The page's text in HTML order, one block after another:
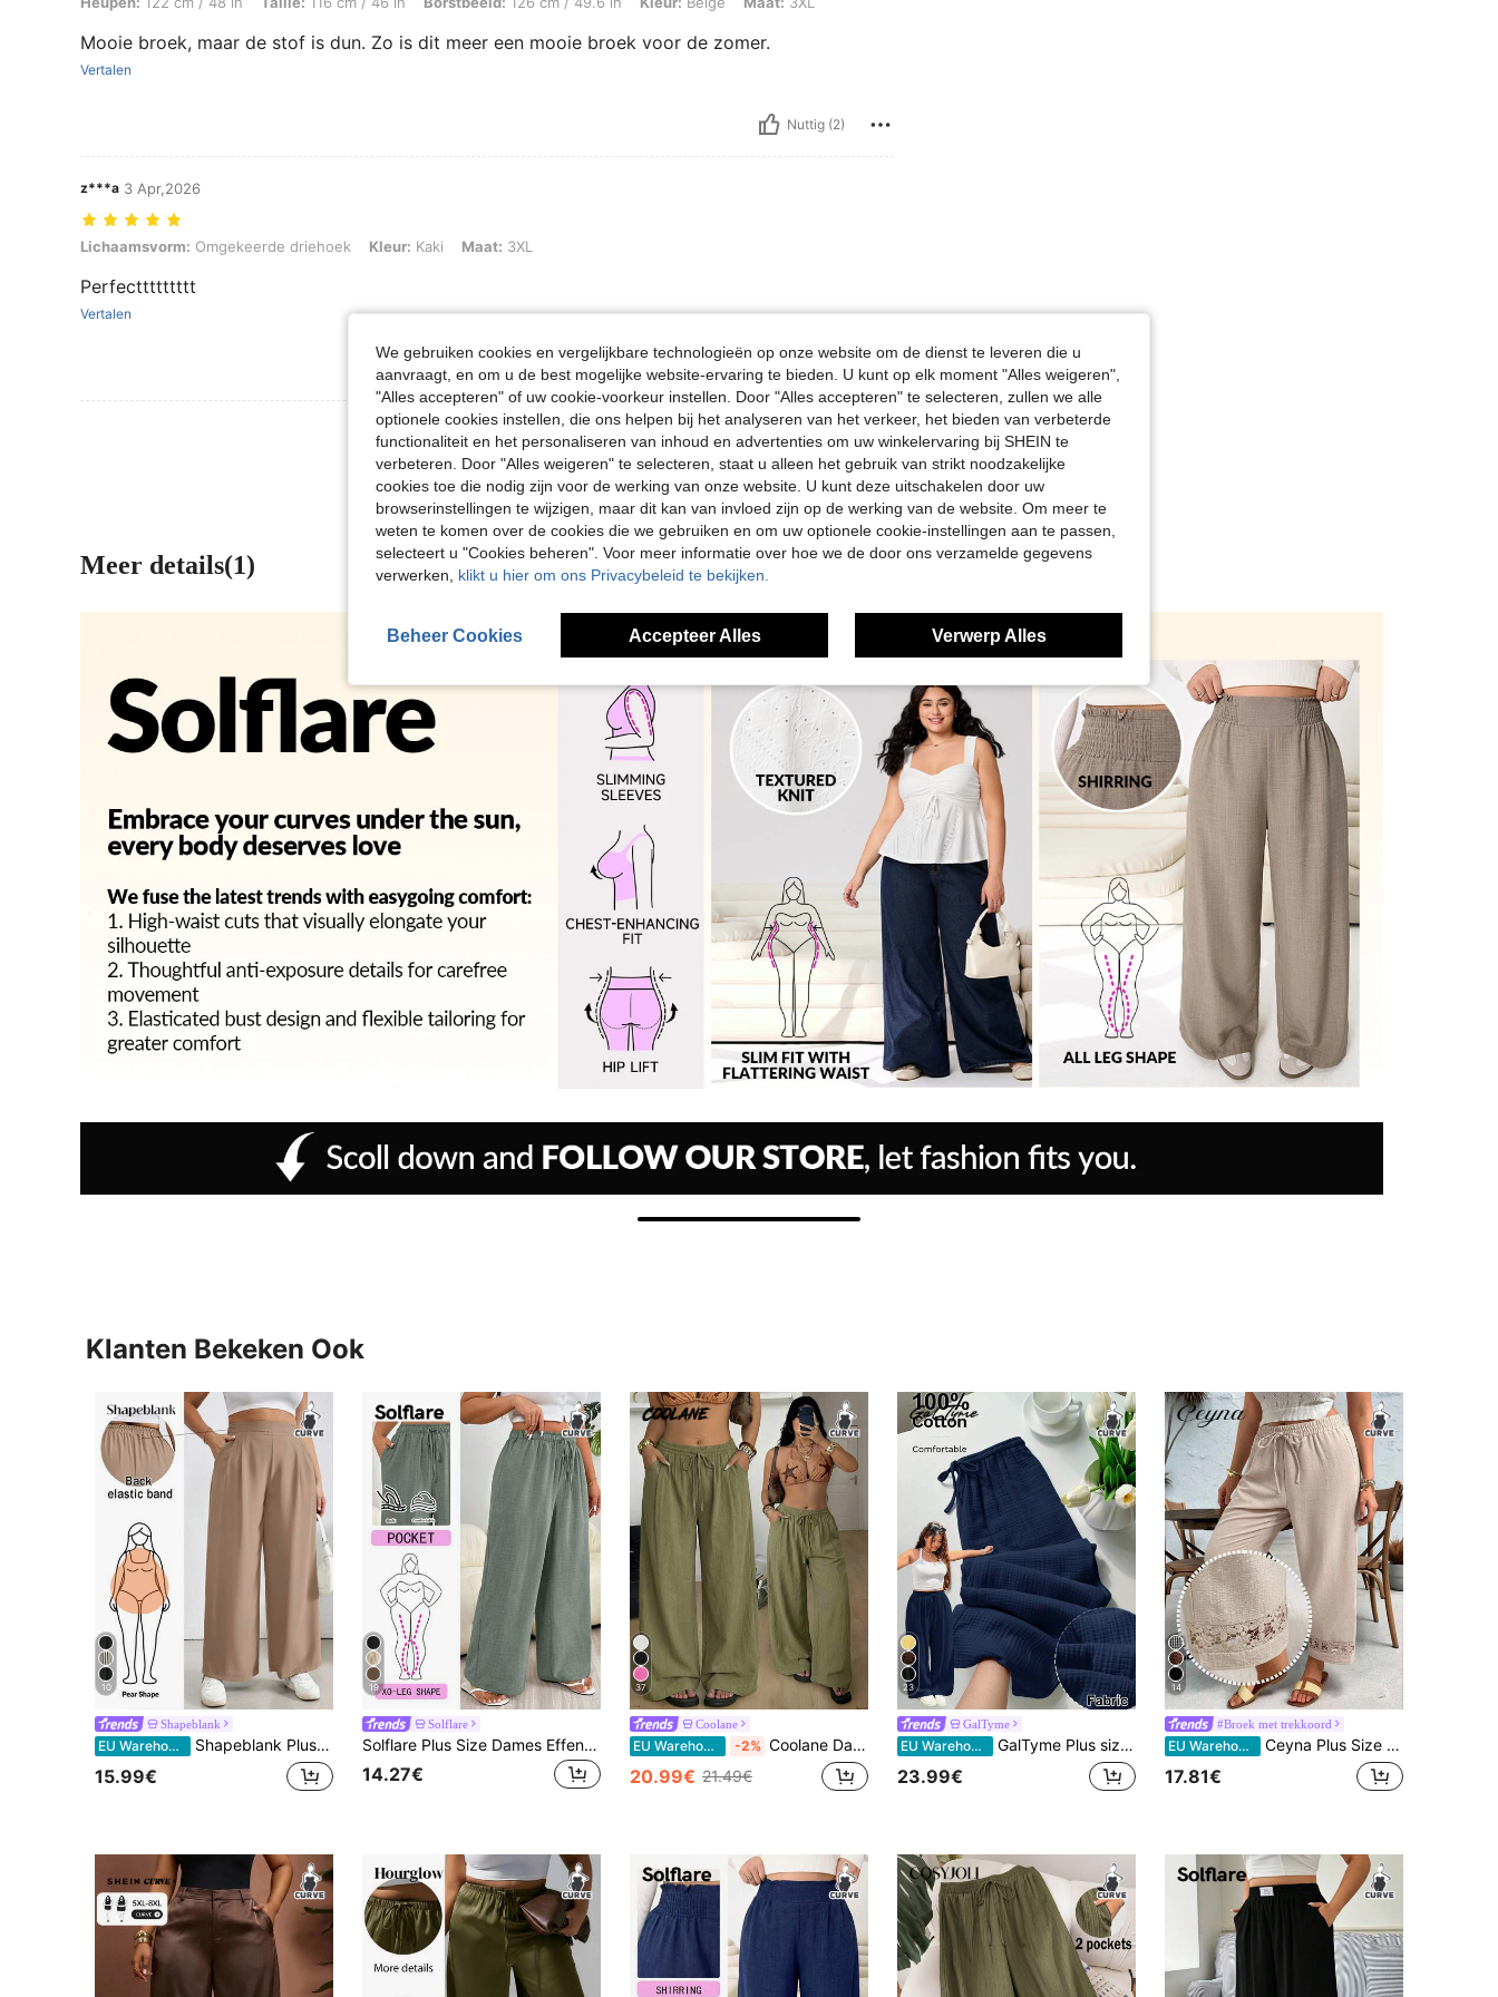
Mooie broek, maar de stof is dun. Zo is dit meer een mooie broek voor de zomer.
Vertalen
Nuttig (2)
z***a 3 Apr,2026
Lichaamsvorm: Omgekeerde driehoek, Kleur: Kaki, Maat: 3XL
Lichaamsvorm: Omgekeerde driehoek Kleur: Kaki Maat: 3XL
Perfecttttttttt
Vertalen
Nuttig (1)
Meer Beoordelingen Bekijken
Meer details(1)
Klanten Bekeken Ook
10
Shapeblank
EU Warehouse Shapeblank Plus size dames lente en zomer mode casual los comfortabel coole dagelijkse basic abrikooskleurige broek met elastische taille en wijde pijpen, minimalistische stijl, baggy broek, werkbroek, Europese zomer, vakantie dames, wijde broek voor dames
15.99€
19
Solflare
Solflare Plus Size Dames Effen Kleur Trekkoord Taille Casual Veelzijdige Dagelijkse Kleding Wijde Broek
14.27€
37
Coolane
EU Warehouse -2% Coolane Dames Plus Size Zomer Herfst Uitgaan Vakantie Casual Boho Oversized Broek met Trekkoord in de Taille Katoen Losse Hoge Taille Olijfgroen
20.99€ 21.49€
23
GalTyme
EU Warehouse GalTyme Plus size damesbroek met trekkoord in de taille, casual en veelzijdig voor dagelijks gebruik.
23.99€
14
#Broek met trekkoord
EU Warehouse Ceyna Plus Size Bubble Crinkle Hollow Floral Trim Drawstring Casual Pants, Veelzijdig voor Lente/Zomer Dames Zomerbroek Boho Broek Dames Casual Broek Dames Linnen Broek Zomerbroek Textuurstof Kant Kanten Patch Dames Broek Casual Broek met Kanten Details Geschikt voor Lente en Zomer Boho Broek voor Dames Zomerbroek met Kanten Broek voor Dames Casual Broek met Kanten Afwerking Dames Broek Casual
17.81€
We gebruiken cookies en vergelijkbare technologieën op onze website om de dienst te leveren die u
aanvraagt, en om u de best mogelijke website-ervaring te bieden. U kunt op elk moment "Alles weigeren",
"Alles accepteren" of uw cookie-voorkeur instellen. Door "Alles accepteren" te selecteren, zullen we alle
optionele cookies instellen, die ons helpen bij het analyseren van het verkeer, het bieden van verbeterde
functionaliteit en het personaliseren van inhoud en advertenties om uw winkelervaring bij SHEIN te
verbeteren. Door "Alles weigeren" te selecteren, staat u alleen het gebruik van strikt noodzakelijke
cookies toe die nodig zijn voor de werking van onze website. U kunt deze uitschakelen door uw
browserinstellingen te wijzigen, maar dit kan van invloed zijn op de werking van de website. Om meer te
weten te komen over de cookies die we gebruiken en om uw optionele cookie-instellingen aan te passen,
selecteert u "Cookies beheren". Voor meer informatie over hoe we de door ons verzamelde gegevens
verwerken, klikt u hier om ons Privacybeleid te bekijken.
Beheer Cookies Accepteer Alles Verwerp Alles